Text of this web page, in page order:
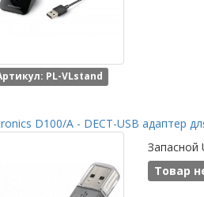
PL-VLstand
D100/A - DECT-USB адаптер
Запасной
Товар